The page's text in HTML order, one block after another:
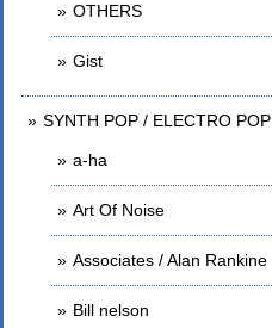
OTHERS
Gist
SYNTH POP / ELECTRO POP
a-ha
Art Of Noise
Associates / Alan Rankine
Bill nelson